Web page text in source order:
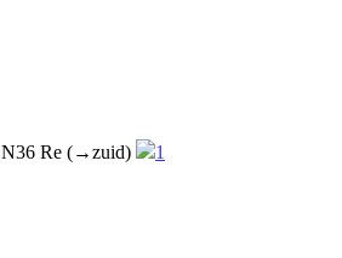
N36 Re (→zuid)
1